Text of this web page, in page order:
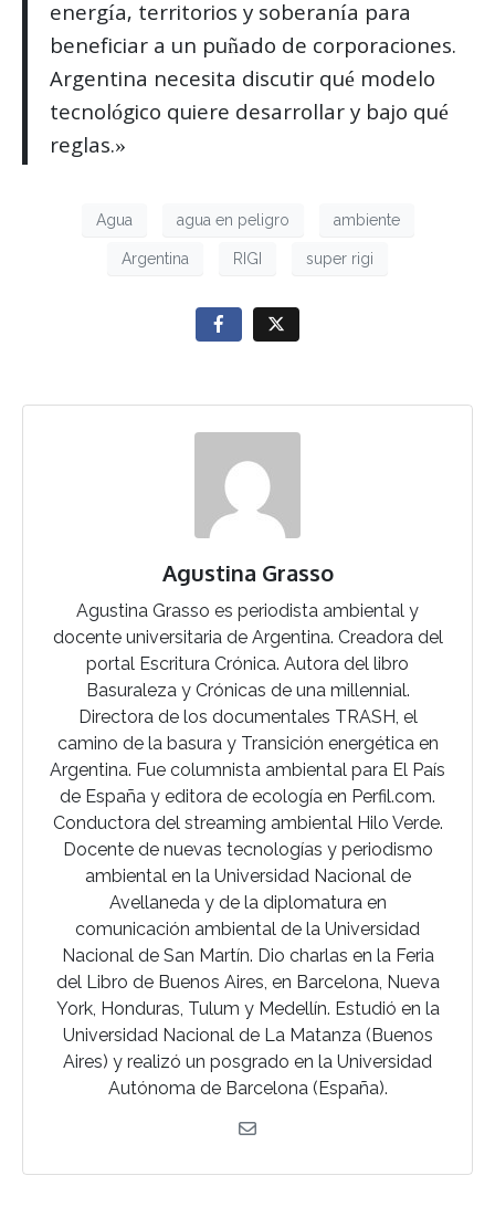
energía, territorios y soberanía para
beneficiar a un puñado de corporaciones.
Argentina necesita discutir qué modelo
tecnológico quiere desarrollar y bajo qué
reglas.»
Agua agua en peligro ambiente
Argentina RIGI super rigi
Agustina Grasso
Agustina Grasso es periodista ambiental y
docente universitaria de Argentina. Creadora del
portal Escritura Crónica. Autora del libro
Basuraleza y Crónicas de una millennial.
Directora de los documentales TRASH, el
camino de la basura y Transición energética en
Argentina. Fue columnista ambiental para El País
de España y editora de ecología en Perfil.com.
Conductora del streaming ambiental Hilo Verde.
Docente de nuevas tecnologías y periodismo
ambiental en la Universidad Nacional de
Avellaneda y de la diplomatura en
comunicación ambiental de la Universidad
Nacional de San Martín. Dio charlas en la Feria
del Libro de Buenos Aires, en Barcelona, Nueva
York, Honduras, Tulum y Medellín. Estudió en la
Universidad Nacional de La Matanza (Buenos
Aires) y realizó un posgrado en la Universidad
Autónoma de Barcelona (España).